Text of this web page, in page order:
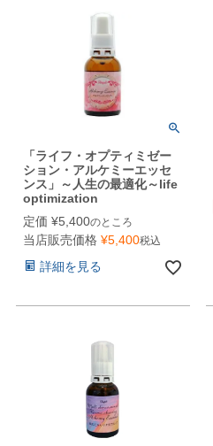
「ライフ・オプティミゼー
ション・アルケミーエッセ
ンス」～人生の最適化～life
optimization
定価 ¥5,400のところ
当店販売価格 ¥5,400税込
詳細を見る